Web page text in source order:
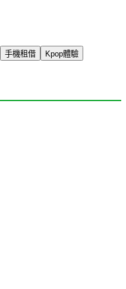
手機租借
Kpop體驗